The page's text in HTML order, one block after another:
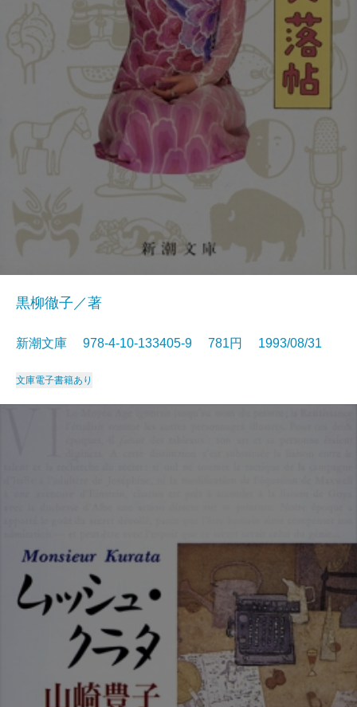
黒柳徹子／著
新潮文庫 978-4-10-133405-9 781円 1993/08/31
文庫電子書籍あり